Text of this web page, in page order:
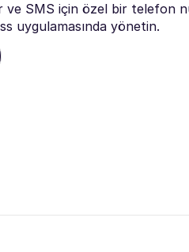
ve SMS için özel bir telefon
uygulamasında yönetin.